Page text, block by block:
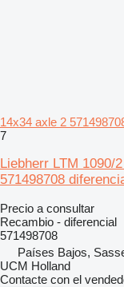
14x34 axle 2
7
Liebherr LTM 1090/
571498708
Precio a consultar
Recambio - diferencial
571498708
Países Bajos,
UCM Holland
Contacte con el